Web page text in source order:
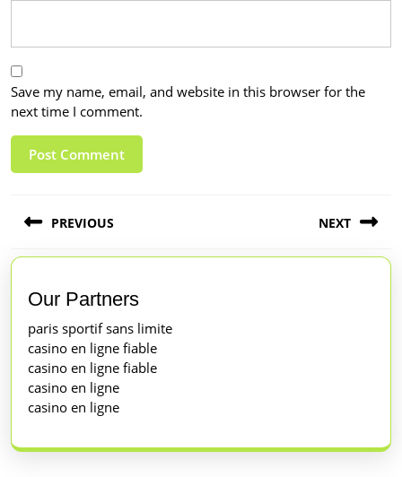
Save my name, email, and website in this browser for the
next time I comment.
navigation
PREVIOUS
Previous
post:
NEXT
Our Partners
paris sportif sans limite
casino en ligne fiable
casino en ligne fiable
casino en ligne
casino en ligne